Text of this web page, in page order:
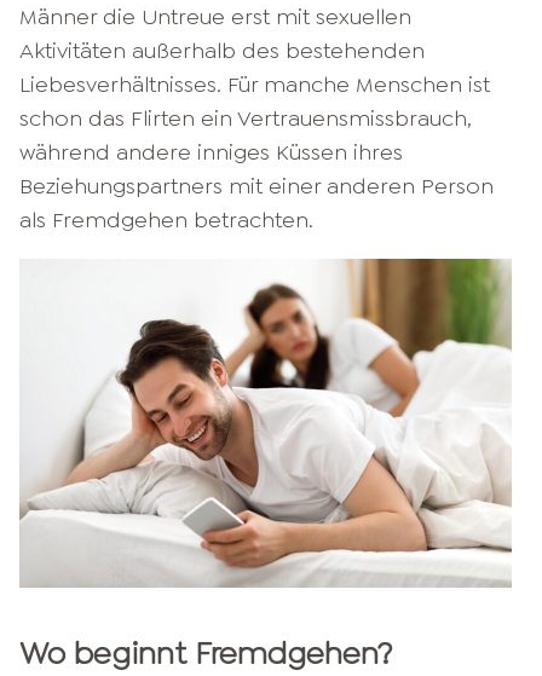
Männer die Untreue erst mit sexuellen
Aktivitäten außerhalb des bestehenden
Liebesverhältnisses. Für manche Menschen ist
schon das Flirten ein Vertrauensmissbrauch,
während andere inniges Küssen ihres
Beziehungspartners mit einer anderen Person
als Fremdgehen betrachten.
Wo beginnt Fremdgehen?